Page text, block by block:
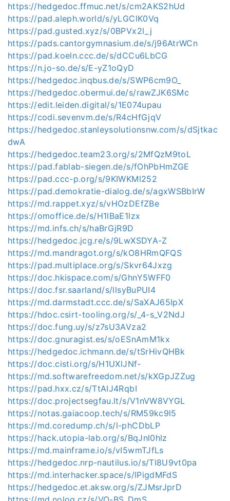
https://hedgedoc.ffmuc.net/s/cm2AKS2hUd
https://pad.aleph.world/s/yLGClK0Vq
https://pad.gusted.xyz/s/0BPVx2l_j
https://pads.cantorgymnasium.de/s/j96AtrWCn
https://pad.koeln.ccc.de/s/dCCu6LbCG
https://n.jo-so.de/s/E-yZ1oQyD
https://hedgedoc.inqbus.de/s/SWP6cm9O_
https://hedgedoc.obermui.de/s/rawZJK6SMc
https://edit.leiden.digital/s/1E074upau
https://codi.sevenvm.de/s/R4cHfGjqV
https://hedgedoc.stanleysolutionsnw.com/s/dSjtkac
dwA
https://hedgedoc.team23.org/s/2MfQzM9toL
https://pad.fablab-siegen.de/s/fOhPbHmZGE
https://pad.ccc-p.org/s/9KIWKMl252
https://pad.demokratie-dialog.de/s/agxWSBbIrW
https://md.rappet.xyz/s/vHOzDEfZBe
https://omoffice.de/s/H1lBaE1lzx
https://md.infs.ch/s/haBrGjR9D
https://hedgedoc.jcg.re/s/9LwXSDYA-Z
https://md.mandragot.org/s/kO8HRmQFQS
https://pad.multiplace.org/s/Skvr64Jxzg
https://doc.hkispace.com/s/GhnY5WFF0
https://doc.fsr.saarland/s/llsyBuPUI4
https://md.darmstadt.ccc.de/s/SaXAJ65IpX
https://hdoc.csirt-tooling.org/s/_4-s_V2NdJ
https://doc.fung.uy/s/z7sU3AVza2
https://doc.gnuragist.es/s/oESnAmM1kx
https://hedgedoc.ichmann.de/s/tSrHivQHBk
https://doc.cisti.org/s/H1UXlJNf-
https://md.softwarefreedom.net/s/kXGpJZZug
https://pad.hxx.cz/s/TtAIJ4RqbI
https://doc.projectsegfau.lt/s/V1nVW8VYGL
https://notas.gaiacoop.tech/s/RM59kc9l5
https://md.coredump.ch/s/l-phCDbLP
https://hack.utopia-lab.org/s/BqJnl0hlz
https://md.mainframe.io/s/vI5wmTJfLs
https://hedgedoc.nrp-nautilus.io/s/TI8U9vt0pa
https://md.interhacker.space/s/lPigdMFdS
https://hedgedoc.et.aksw.org/s/ZJMsrJprD